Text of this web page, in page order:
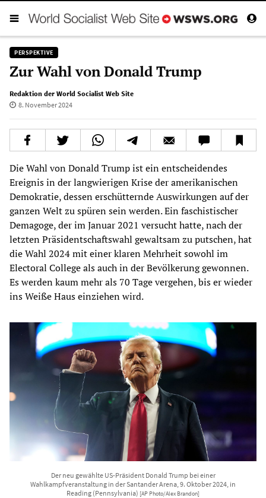
PERSPEKTIVE
Zur Wahl von Donald Trump
Redaktion der World Socialist Web Site
8. November 2024
Die Wahl von Donald Trump ist ein entscheidendes
Ereignis in der langwierigen Krise der amerikanischen
Demokratie, dessen erschütternde Auswirkungen auf der
ganzen Welt zu spüren sein werden. Ein faschistischer
Demagoge, der im Januar 2021 versucht hatte, nach der
letzten Präsidentschaftswahl gewaltsam zu putschen, hat
die Wahl 2024 mit einer klaren Mehrheit sowohl im
Electoral College als auch in der Bevölkerung gewonnen.
Es werden kaum mehr als 70 Tage vergehen, bis er wieder
ins Weiße Haus einziehen wird.
Der neu gewählte US-Präsident Donald Trump bei einer
Wahlkampfveranstaltung in der Santander Arena, 9. Oktober 2024, in
Reading (Pennsylvania) [AP Photo/Alex Brandon]